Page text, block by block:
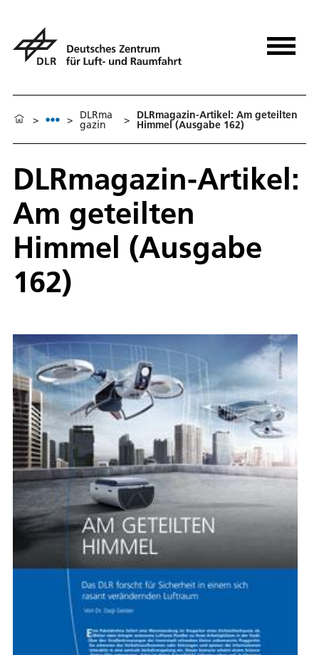
> > DLRma
gazin > DLRmagazin-Artikel: Am geteilten
Himmel (Ausgabe 162)
DLRmagazin-Artikel:
Am geteilten
Himmel (Ausgabe
162)